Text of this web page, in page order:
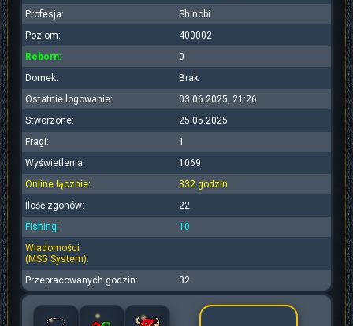
Profesja:
Shinobi
Poziom:
400002
Reborn:
0
Domek:
Brak
Ostatnie logowanie:
03.06.2025, 21:26
Stworzone:
25.05.2025
Fragi:
1
Wyświetlenia:
1069
Online łącznie:
332 godzin
Ilość zgonów:
22
Fishing:
10
Wiadomości
(MSG System):
Przepracowanych godzin:
32